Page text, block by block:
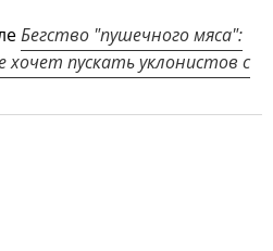
Бегство "пушечного мяса":
хочет пускать уклонистов с